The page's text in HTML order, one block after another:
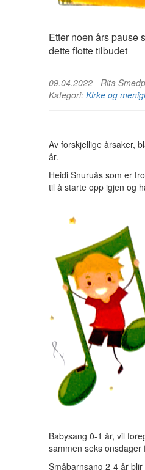
Etter noen års pause
dette flotte tilbudet
09.04.2022 - Rita
Kategori: Kirke og
Av forskjellige årsaker,
år.
Heidi Snuruås som er
til å starte opp igjen og
Babysang 0-1 år, vil
sammen seks onsdager
Småbarnsang 2-4 år